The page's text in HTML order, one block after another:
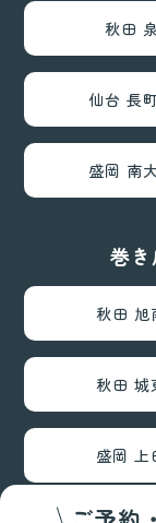
秋田 泉
仙台 長
盛岡 南
巻
秋田 旭
秋田 城
盛岡 上